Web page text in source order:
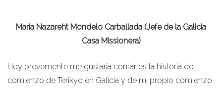
Maria Nazareht Mondelo Carballada (Jefe de la Galicia
Casa Missionera)
Hoy brevemente me gustaría contarles la historia del
comienzo de Terikyo en Galicia y de mi propio comienzo